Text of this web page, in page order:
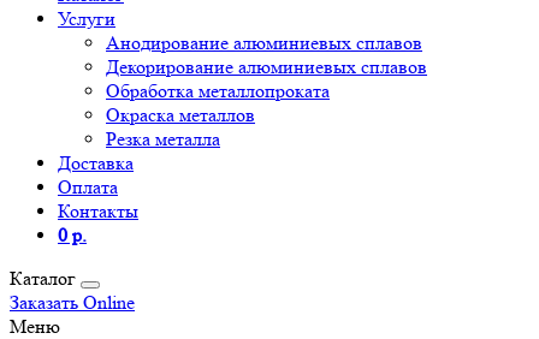
Услуги
Анодирование алюминиевых сплавов
Декорирование алюминиевых сплавов
Обработка металлопроката
Окраска металлов
Резка металла
Доставка
Оплата
Контакты
0 р.
Каталог
Заказать Online
Меню